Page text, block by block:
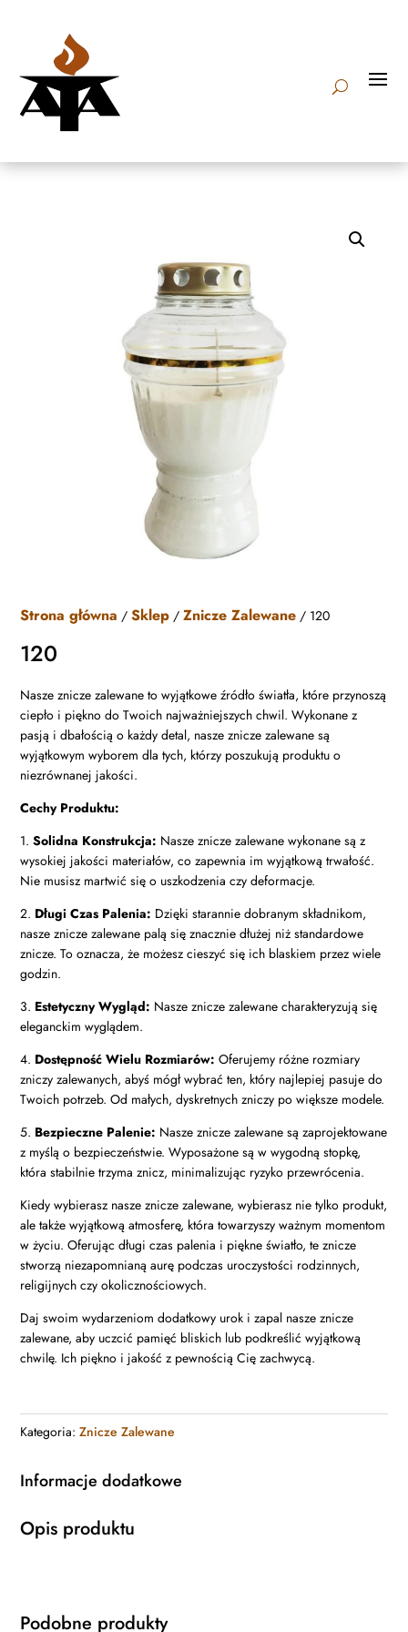
Strona główna /Sklep /Znicze Zalewane / 120
120
Nasze znicze zalewane to wyjątkowe źródło światła, które przynoszą
ciepło i piękno do Twoich najważniejszych chwil. Wykonane z
pasją i dbałością o każdy detal, nasze znicze zalewane są
wyjątkowym wyborem dla tych, którzy poszukują produktu o
niezrównanej jakości.
Cechy Produktu:
1.Solidna Konstrukcja: Nasze znicze zalewane wykonane są z
wysokiej jakości materiałów, co zapewnia im wyjątkową trwałość.
Nie musisz martwić się o uszkodzenia czy deformacje.
2. Długi Czas Palenia: Dzięki starannie dobranym składnikom,
nasze znicze zalewane palą się znacznie dłużej niż standardowe
znicze. To oznacza, że możesz cieszyć się ich blaskiem przez wiele
godzin.
3. Estetyczny Wygląd: Nasze znicze zalewane charakteryzują się
eleganckim wyglądem.
4. Dostępność Wielu Rozmiarów: Oferujemy różne rozmiary
zniczy zalewanych, abyś mógł wybrać ten, który najlepiej pasuje do
Twoich potrzeb. Od małych, dyskretnych zniczy po większe modele.
5. Bezpieczne Palenie: Nasze znicze zalewane są zaprojektowane
z myślą o bezpieczeństwie. Wyposażone są w wygodną stopkę,
która stabilnie trzyma znicz, minimalizując ryzyko przewrócenia.
Kiedy wybierasz nasze znicze zalewane, wybierasz nie tylko produkt,
ale także wyjątkową atmosferę, która towarzyszy ważnym momentom
w życiu. Oferując długi czas palenia i piękne światło, te znicze
stworzą niezapomnianą aurę podczas uroczystości rodzinnych,
religijnych czy okolicznościowych.
Daj swoim wydarzeniom dodatkowy urok i zapal nasze znicze
zalewane, aby uczcić pamięć bliskich lub podkreślić wyjątkową
chwilę. Ich piękno i jakość z pewnością Cię zachwycą.
Kategoria:Znicze Zalewane
Informacje dodatkowe
Opis produktu
Podobne produkty